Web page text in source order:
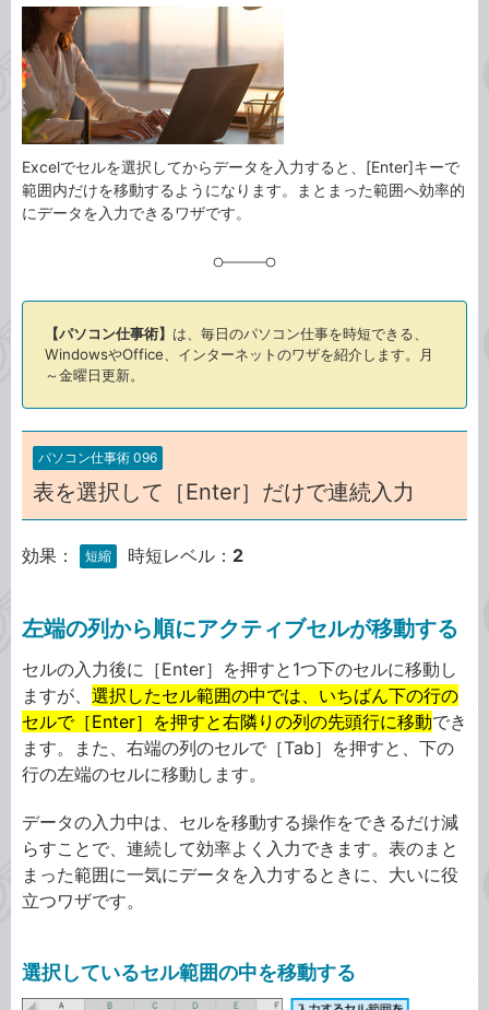
カ
テ
ゴ
リ
事
タ
グ
Excelでセルを選択してからデータを入力すると、[Enter]キーで
範囲内だけを移動するようになります。まとまった範囲へ効率的
にデータを入力できるワザです。
【パソコン仕事術】 は、毎日のパソコン仕事を時短できる、
WindowsやOffice、インターネットのワザを紹介します。月
～金曜日更新。
パソコン仕事術 096
表を選択して［Enter］だけで連続入力
効果： 短縮 時短レベル： 2
左端の列から順にアクティブセルが移動する
セルの入力後に［Enter］を押すと1つ下のセルに移動し
ますが、 選択したセル範囲の中では、いちばん下の行の
セルで［Enter］を押すと右隣りの列の先頭行に移動でき
ます。また、右端の列のセルで［Tab］を押すと、下の
行の左端のセルに移動します。
データの入力中は、セルを移動する操作をできるだけ減
らすことで、連続して効率よく入力できます。表のまと
まった範囲に一気にデータを入力するときに、大いに役
立つワザです。
選択しているセル範囲の中を移動する